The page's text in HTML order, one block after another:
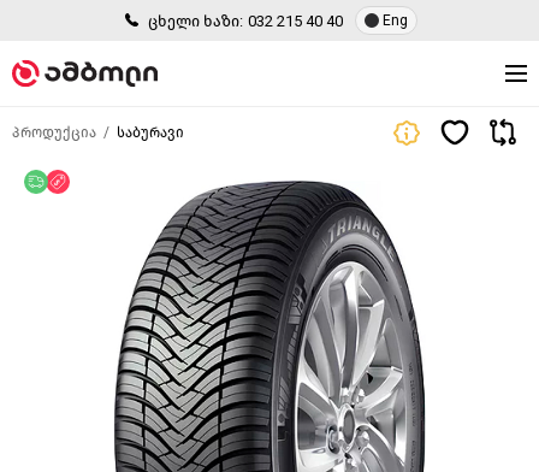
ცხელი ხაზი: 032 215 40 40 Eng
პროდუქცია საბურავი
უფასო მიწოდება